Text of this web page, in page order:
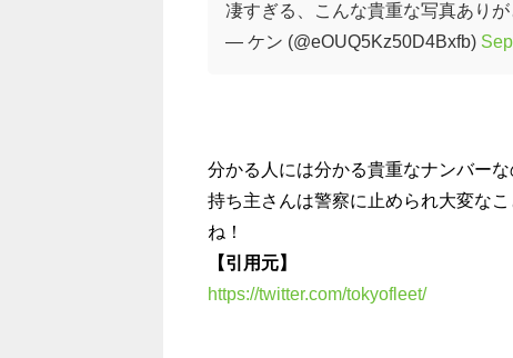
凄すぎる、こんな貴重な写真ありが
— ケン (@eOUQ5Kz50D4Bxfb)
分かる人には分かる貴重なナンバーな
持ち主さんは警察に止められ大変な
ね！
【引用元】
https://twitter.com/tokyofleet/